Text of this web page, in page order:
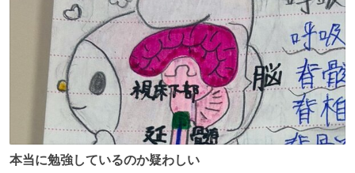
本当に勉強しているのか疑わしい